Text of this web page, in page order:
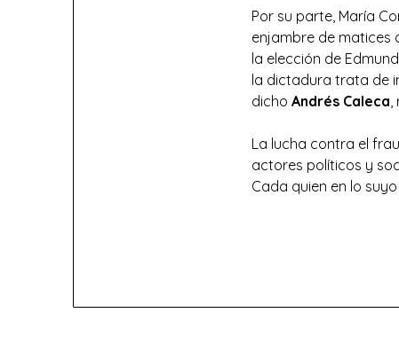
Por su parte, María
enjambre de matices
la elección de
la dictadura trata de
dicho Andrés Caleca,
La lucha contra el
actores políticos y
Cada quien en lo